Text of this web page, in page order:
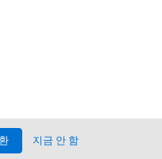
지금 안 함